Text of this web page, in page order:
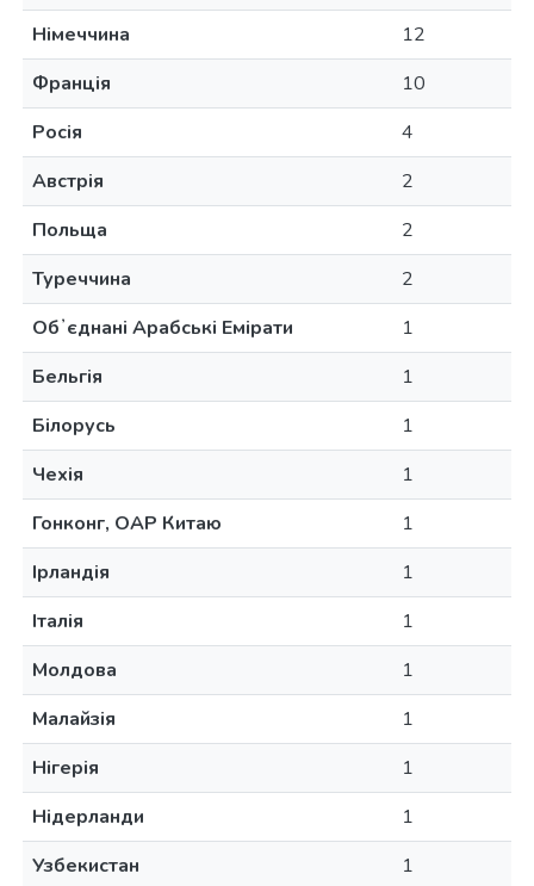
Німеччина
12
Франція
10
Росія
4
Австрія
2
Польща
2
Туреччина
2
Обʼєднані Арабські Емірати
1
Бельгія
1
Білорусь
1
Чехія
1
Гонконг, ОАР Китаю
1
Ірландія
1
Італія
1
Молдова
1
Малайзія
1
Нігерія
1
Нідерланди
1
Узбекистан
1